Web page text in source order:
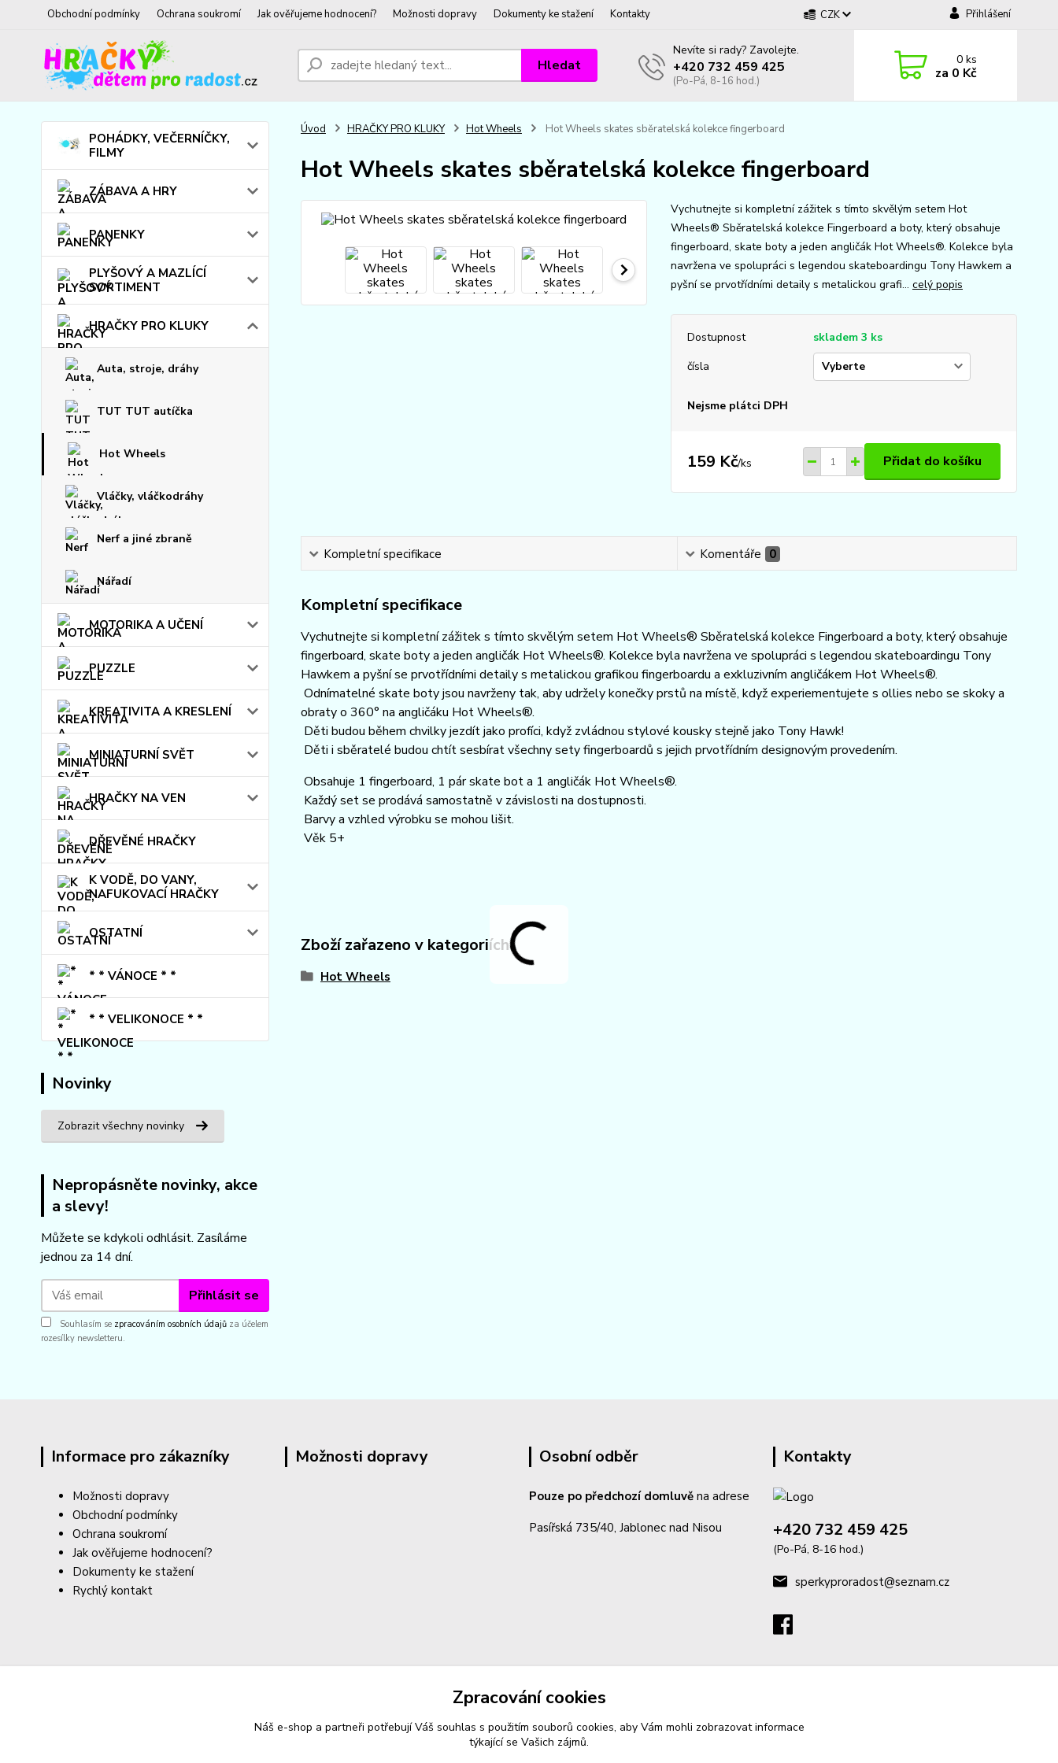
Obchodní podmínky Ochrana soukromí Jak ověřujeme hodnocení? Možnosti dopravy Dokumenty ke stažení Kontakty CZK Přihlášení
Hledat
Nevíte si rady? Zavolejte.
+420 732 459 425
(Po-Pá, 8-16 hod.)
0ks
za 0 Kč
POHÁDKY, VEČERNÍČKY,
FILMY
ZÁBAVA A HRY
PANENKY
PLYŠOVÝ A MAZLÍCÍ
SORTIMENT
HRAČKY PRO KLUKY
Auta, stroje, dráhy
TUT TUT autíčka
Hot Wheels
Vláčky, vláčkodráhy
Nerf a jiné zbraně
Nářadí
MOTORIKA A UČENÍ
PUZZLE
KREATIVITA A KRESLENÍ
MINIATURNÍ SVĚT
HRAČKY NA VEN
DŘEVĚNÉ HRAČKY
K VODĚ, DO VANY,
NAFUKOVACÍ HRAČKY
OSTATNÍ
* * VÁNOCE * *
* * VELIKONOCE * *
Novinky
Zobrazit všechny novinky
Nepropásněte novinky, akce
a slevy!
Můžete se kdykoli odhlásit. Zasíláme
jednou za 14 dní.
Přihlásit se
Souhlasím se zpracováním osobních údajů za účelem
rozesílky newsletteru.
Úvod HRAČKY PRO KLUKY Hot Wheels Hot Wheels skates sběratelská kolekce fingerboard
Hot Wheels skates sběratelská kolekce fingerboard
Vychutnejte si kompletní zážitek s tímto skvělým setem Hot
Wheels® Sběratelská kolekce Fingerboard a boty, který obsahuje
fingerboard, skate boty a jeden angličák Hot Wheels®. Kolekce byla
navržena ve spolupráci s legendou skateboardingu Tony Hawkem a
pyšní se prvotřídními detaily s metalickou grafi... celý popis
Dostupnost
skladem 3 ks
čísla
Nejsme plátci DPH
159 Kč/ks Přidat do košíku
Kompletní specifikace Komentáře 0
Kompletní specifikace
Vychutnejte si kompletní zážitek s tímto skvělým setem Hot Wheels® Sběratelská kolekce Fingerboard a boty, který obsahuje
fingerboard, skate boty a jeden angličák Hot Wheels®. Kolekce byla navržena ve spolupráci s legendou skateboardingu Tony
Hawkem a pyšní se prvotřídními detaily s metalickou grafikou fingerboardu a exkluzivním angličákem Hot Wheels®.
Odnímatelné skate boty jsou navrženy tak, aby udržely konečky prstů na místě, když experiementujete s ollies nebo se skoky a
obraty o 360° na angličáku Hot Wheels®.
Děti budou během chvilky jezdít jako profíci, když zvládnou stylové kousky stejně jako Tony Hawk!
Děti i sběratelé budou chtít sesbírat všechny sety fingerboardů s jejich prvotřídním designovým provedením.
Obsahuje 1 fingerboard, 1 pár skate bot a 1 angličák Hot Wheels®.
Každý set se prodává samostatně v závislosti na dostupnosti.
Barvy a vzhled výrobku se mohou lišit.
Věk 5+
Zboží zařazeno v kategoriích
Hot Wheels
Informace pro zákazníky
Možnosti dopravy
Obchodní podmínky
Ochrana soukromí
Jak ověřujeme hodnocení?
Dokumenty ke stažení
Rychlý kontakt
Možnosti dopravy Osobní odběr
Pouze po předchozí domluvě na adrese
Pasířská 735/40, Jablonec nad Nisou
Kontakty
+420 732 459 425
(Po-Pá, 8-16 hod.)
sperkyproradost@seznam.cz
Zpracování cookies
Náš e-shop a partneři potřebují Váš souhlas s použitím souborů cookies, aby Vám mohli zobrazovat informace
týkající se Vašich zájmů.